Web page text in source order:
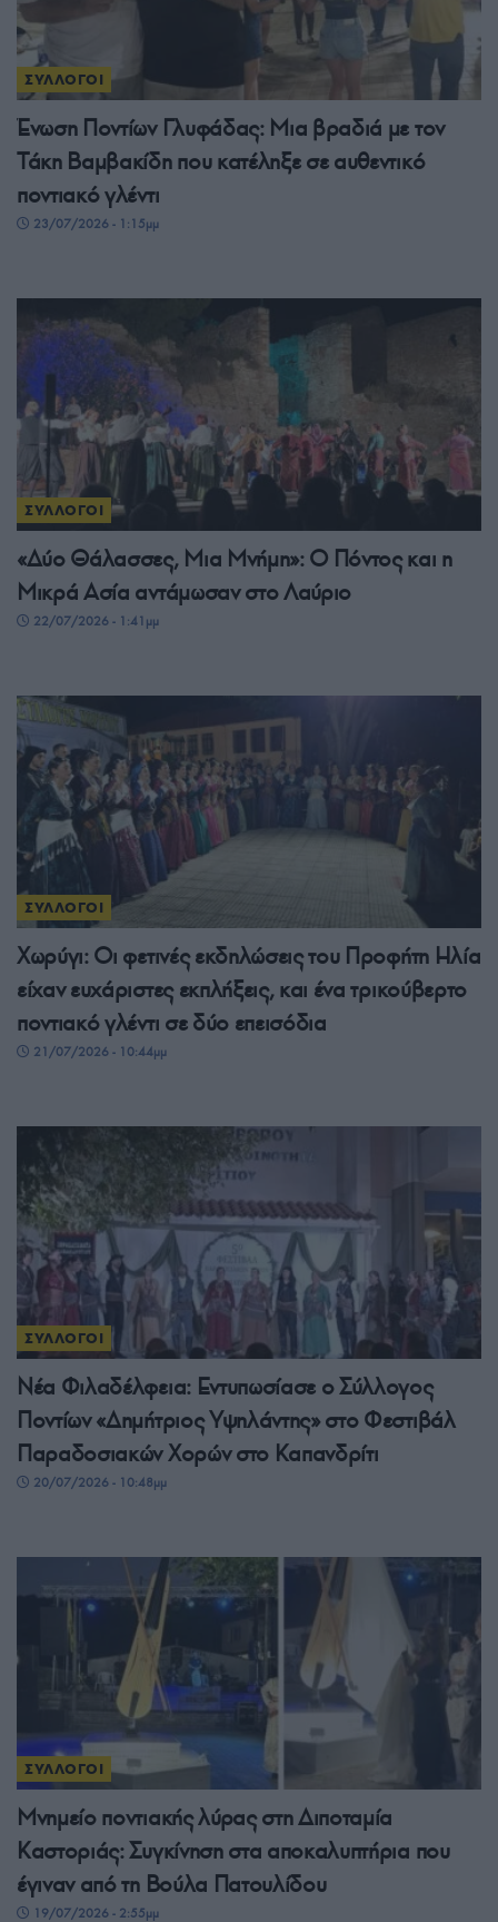
ΣΥΛΛΟΓΟΙ
Ένωση Ποντίων Γλυφάδας: Μια βραδιά με τον
Τάκη Βαμβακίδη που κατέληξε σε αυθεντικό
ποντιακό γλέντι
23/07/2026 - 1:15μμ
ΣΥΛΛΟΓΟΙ
«Δύο Θάλασσες, Μια Μνήμη»: Ο Πόντος και η
Μικρά Ασία αντάμωσαν στο Λαύριο
22/07/2026 - 1:41μμ
ΣΥΛΛΟΓΟΙ
Χωρύγι: Οι φετινές εκδηλώσεις του Προφήτη Ηλία
είχαν ευχάριστες εκπλήξεις, και ένα τρικούβερτο
ποντιακό γλέντι σε δύο επεισόδια
21/07/2026 - 10:44μμ
ΣΥΛΛΟΓΟΙ
Νέα Φιλαδέλφεια: Εντυπωσίασε ο Σύλλογος
Ποντίων «Δημήτριος Υψηλάντης» στο Φεστιβάλ
Παραδοσιακών Χορών στο Καπανδρίτι
20/07/2026 - 10:48μμ
ΣΥΛΛΟΓΟΙ
Μνημείο ποντιακής λύρας στη Διποταμία
Καστοριάς: Συγκίνηση στα αποκαλυπτήρια που
έγιναν από τη Βούλα Πατουλίδου
19/07/2026 - 2:55μμ